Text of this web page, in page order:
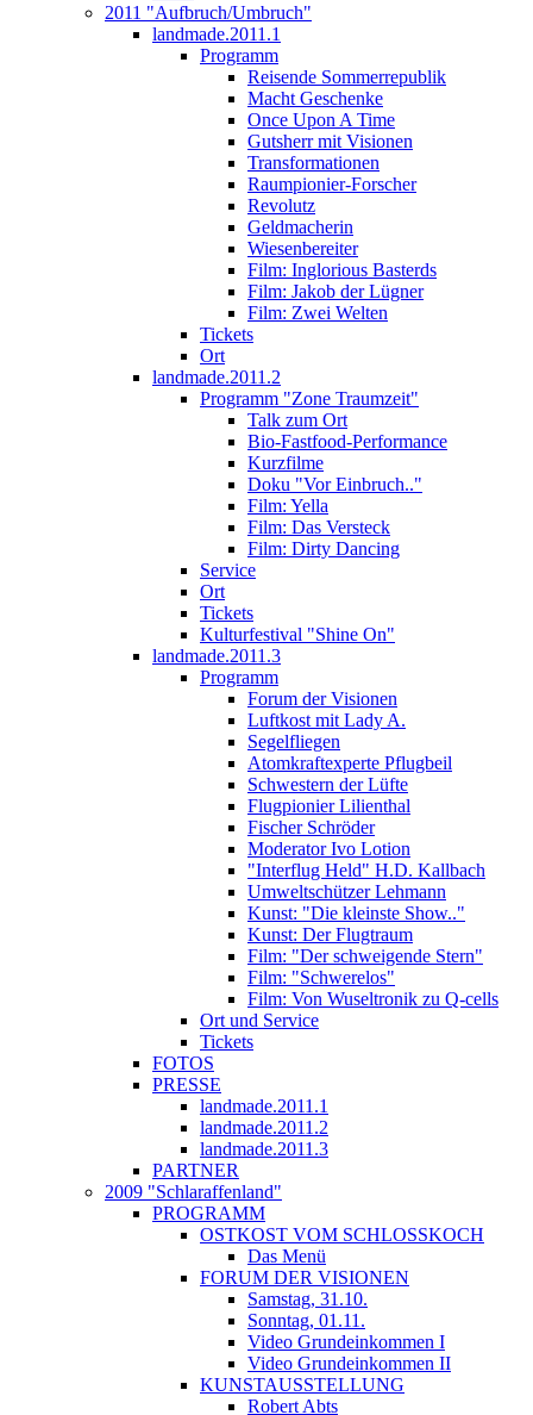
2011 "Aufbruch/Umbruch"
landmade.2011.1
Programm
Reisende Sommerrepublik
Macht Geschenke
Once Upon A Time
Gutsherr mit Visionen
Transformationen
Raumpionier-Forscher
Revolutz
Geldmacherin
Wiesenbereiter
Film: Inglorious Basterds
Film: Jakob der Lügner
Film: Zwei Welten
Tickets
Ort
landmade.2011.2
Programm "Zone Traumzeit"
Talk zum Ort
Bio-Fastfood-Performance
Kurzfilme
Doku "Vor Einbruch.."
Film: Yella
Film: Das Versteck
Film: Dirty Dancing
Service
Ort
Tickets
Kulturfestival "Shine On"
landmade.2011.3
Programm
Forum der Visionen
Luftkost mit Lady A.
Segelfliegen
Atomkraftexperte Pflugbeil
Schwestern der Lüfte
Flugpionier Lilienthal
Fischer Schröder
Moderator Ivo Lotion
"Interflug Held" H.D. Kallbach
Umweltschützer Lehmann
Kunst: "Die kleinste Show.."
Kunst: Der Flugtraum
Film: "Der schweigende Stern"
Film: "Schwerelos"
Film: Von Wuseltronik zu Q-cells
Ort und Service
Tickets
FOTOS
PRESSE
landmade.2011.1
landmade.2011.2
landmade.2011.3
PARTNER
2009 "Schlaraffenland"
PROGRAMM
OSTKOST VOM SCHLOSSKOCH
Das Menü
FORUM DER VISIONEN
Samstag, 31.10.
Sonntag, 01.11.
Video Grundeinkommen I
Video Grundeinkommen II
KUNSTAUSSTELLUNG
Robert Abts